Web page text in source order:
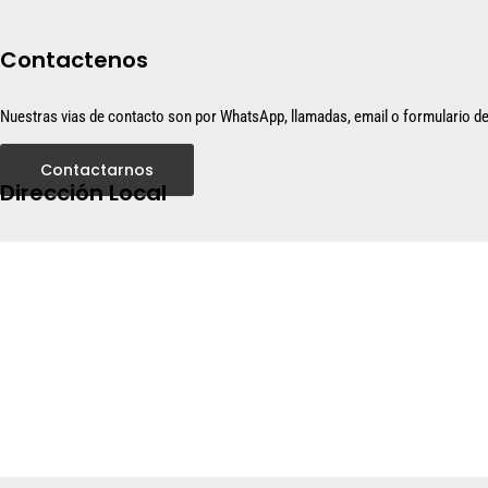
Contactenos
Nuestras vias de contacto son por WhatsApp, llamadas, email o formulario
Contactarnos
Dirección Local